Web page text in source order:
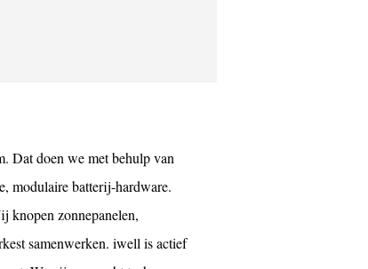
Dat doen we met behulp van
modulaire batterij-hardware.
knopen zonnepanelen,
samenwerken. iwell is actief